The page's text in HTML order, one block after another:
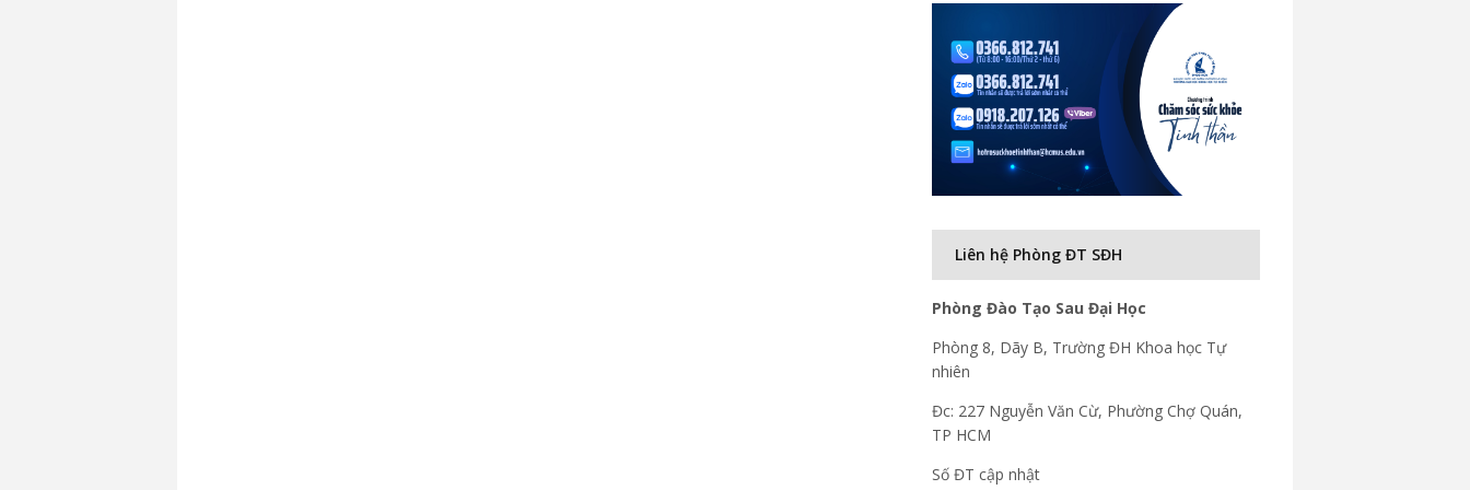
Liên hệ Phòng ĐT SĐH
Phòng Đào Tạo Sau Đại Học
Phòng 8, Dãy B, Trường ĐH Khoa học Tự
nhiên
Đc: 227 Nguyễn Văn Cừ, Phường Chợ Quán,
TP HCM
Số ĐT cập nhật